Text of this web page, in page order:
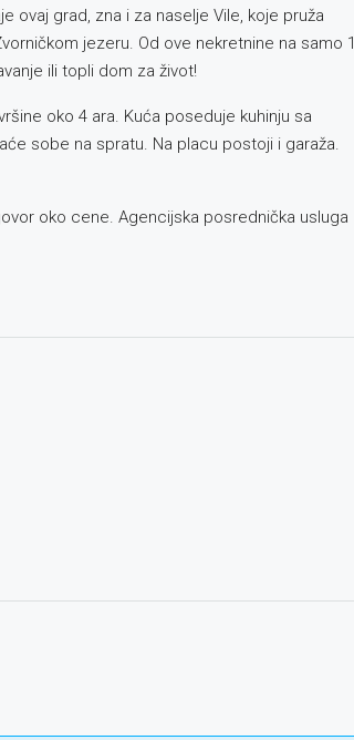
ovaj grad, zna i za naselje Vile, koje pruža
jezeru. Od ove nekretnine na samo 1
ili topli dom za život!
oko 4 ara. Kuća poseduje kuhinju sa
sobe na spratu. Na placu postoji i garaža.
oko cene. Agencijska posrednička usluga